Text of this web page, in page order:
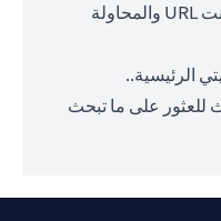
يمكنك إعادة كتابة عنوان الإنترنت URL والمحاولة
الرئيسية..
للعثور على ما تبحث